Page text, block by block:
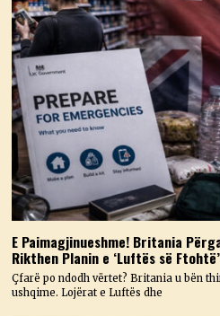
E Paimagjinueshme! Britania
Rikthen Planin e ‘Luftës së
Çfarë po ndodh vërtet? Britania u bën
ushqime. Lojërat e Luftës dhe